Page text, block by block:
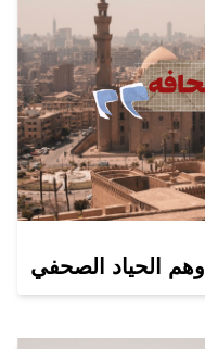
وهم الحياد الصحفي